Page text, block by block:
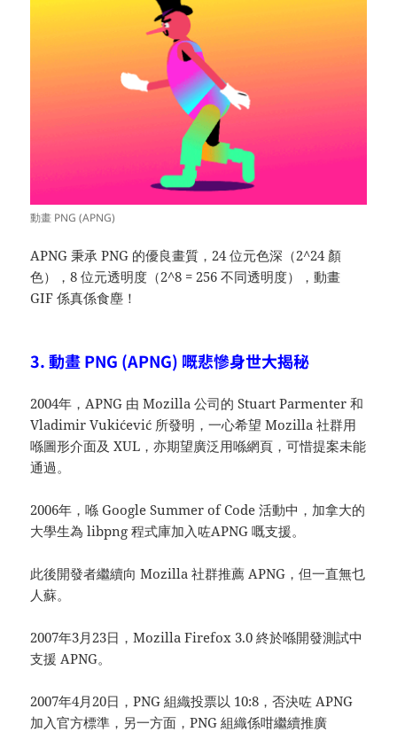
動畫 PNG (APNG)
APNG 秉承 PNG 的優良畫質，24 位元色深（2^24 顏
色），8 位元透明度（2^8 = 256 不同透明度），動畫
GIF 係真係食塵！
3. 動畫 PNG (APNG) 嘅悲慘身世大揭秘
2004年，APNG 由 Mozilla 公司的 Stuart Parmenter 和
Vladimir Vukićević 所發明，一心希望 Mozilla 社群用
喺圖形介面及 XUL，亦期望廣泛用喺網頁，可惜提案未能
通過。
2006年，喺 Google Summer of Code 活動中，加拿大的
大學生為 libpng 程式庫加入咗APNG 嘅支援。
此後開發者繼續向 Mozilla 社群推薦 APNG，但一直無乜
人蘇。
2007年3月23日，Mozilla Firefox 3.0 終於喺開發測試中
支援 APNG。
2007年4月20日，PNG 組織投票以 10:8，否決咗 APNG
加入官方標準，另一方面，PNG 組織係咁繼續推廣